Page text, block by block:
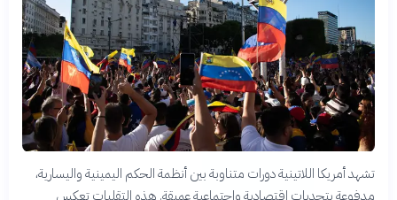
تشهد أمريكا اللاتينية دورات متناوبة بين أنظمة الحكم اليمينية واليسارية،
مدفوعة بتحديات اقتصادية واجتماعية عميقة. هذه التقلبات تعكس